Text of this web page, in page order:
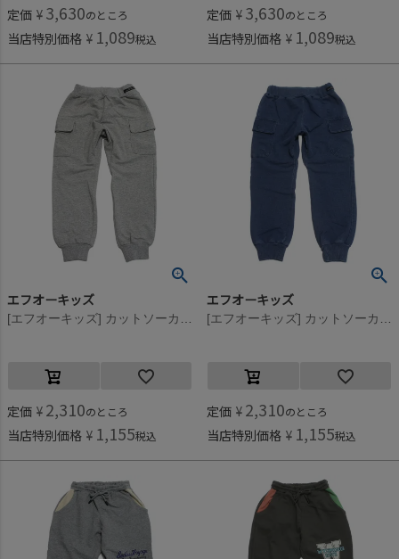
定価 ¥ 3,630のところ
当店特別価格 ¥ 1,089税込
定価 ¥ 3,630のところ
当店特別価格 ¥ 1,089税込
エフオーキッズ
定価 ¥ 2,310のところ
当店特別価格 ¥ 1,155税込
エフオーキッズ
定価 ¥ 2,310のところ
当店特別価格 ¥ 1,155税込